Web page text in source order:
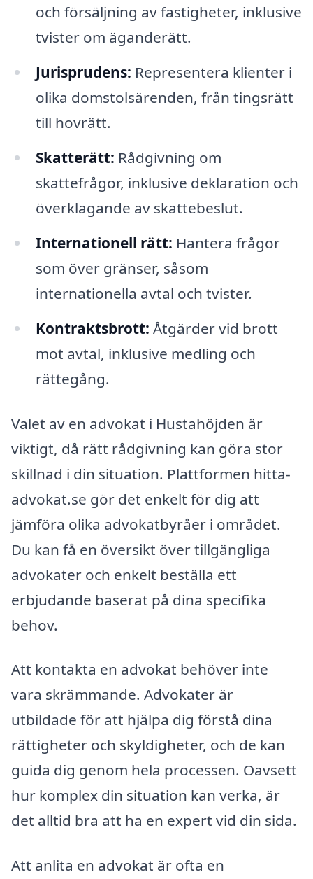
och försäljning av fastigheter, inklusive
tvister om äganderätt.
Jurisprudens: Representera klienter i
olika domstolsärenden, från tingsrätt
till hovrätt.
Skatterätt: Rådgivning om
skattefrågor, inklusive deklaration och
överklagande av skattebeslut.
Internationell rätt: Hantera frågor
som över gränser, såsom
internationella avtal och tvister.
Kontraktsbrott: Åtgärder vid brott
mot avtal, inklusive medling och
rättegång.
Valet av en advokat i Hustahöjden är
viktigt, då rätt rådgivning kan göra stor
skillnad i din situation. Plattformen hitta-
advokat.se gör det enkelt för dig att
jämföra olika advokatbyråer i området.
Du kan få en översikt över tillgängliga
advokater och enkelt beställa ett
erbjudande baserat på dina specifika
behov.
Att kontakta en advokat behöver inte
vara skrämmande. Advokater är
utbildade för att hjälpa dig förstå dina
rättigheter och skyldigheter, och de kan
guida dig genom hela processen. Oavsett
hur komplex din situation kan verka, är
det alltid bra att ha en expert vid din sida.
Att anlita en advokat är ofta en